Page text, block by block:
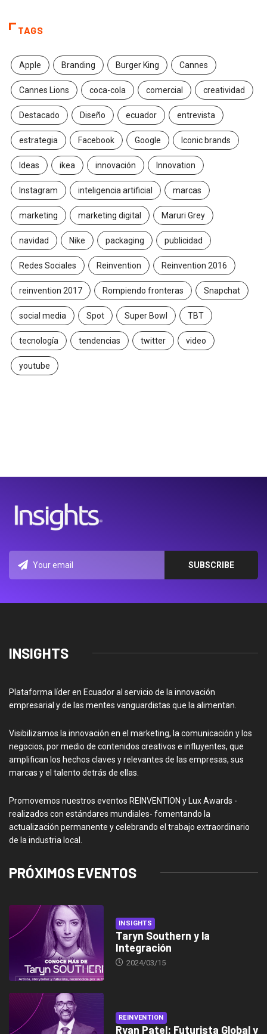
TAGS
Apple Branding Burger King Cannes
Cannes Lions coca-cola comercial creatividad
Destacado Diseño ecuador entrevista
estrategia Facebook Google Iconic brands
Ideas ikea innovación Innovation
Instagram inteligencia artificial marcas
marketing marketing digital Maruri Grey
navidad Nike packaging publicidad
Redes Sociales Reinvention Reinvention 2016
reinvention 2017 Rompiendo fronteras Snapchat
social media Spot Super Bowl TBT
tecnología tendencias twitter video
youtube
INSIGHTS
Plataforma líder en Ecuador al servicio de la innovación
empresarial y de las mentes vanguardistas que la alimentan.
Visibilizamos la innovación en el marketing, la comunicación y los
negocios, por medio de contenidos creativos e influyentes, que
amplifican los hechos claves y relevantes de las empresas, sus
marcas y el talento detrás de ellas.
Promovemos nuestros eventos REINVENTION y Lux Awards -
realizados con estándares mundiales- fomentando la
actualización permanente y celebrando el trabajo extraordinario
de la industria local.
PRÓXIMOS EVENTOS
INSIGHTS
Taryn Southern y la
Integración
2024/03/15
REINVENTION
Ryan Patel: Futurista Global y